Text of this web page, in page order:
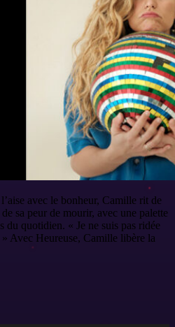
avec le bonheur, Camille rit de
sa peur de mourir, avec une palette
du quotidien. « Je ne suis pas ridée
Avec Heureuse, Camille libère la